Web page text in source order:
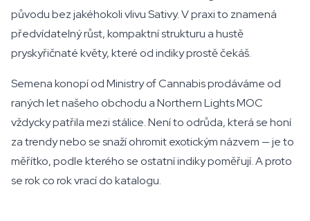
původu bez jakéhokoli vlivu Sativy. V praxi to znamená
předvídatelný růst, kompaktní strukturu a hustě
pryskyřičnaté květy, které od indiky prostě čekáš.
Semena konopí od Ministry of Cannabis prodáváme od
raných let našeho obchodu a Northern Lights MOC
vždycky patřila mezi stálice. Není to odrůda, která se honí
za trendy nebo se snaží ohromit exotickým názvem — je to
měřítko, podle kterého se ostatní indiky poměřují. A proto
se rok co rok vrací do katalogu.